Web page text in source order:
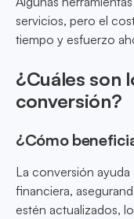
servicios, pero el
tiempo y esfuerzo
¿Cuáles son
conversión?
¿Cómo
La conversión
financiera,
estén actualizados,